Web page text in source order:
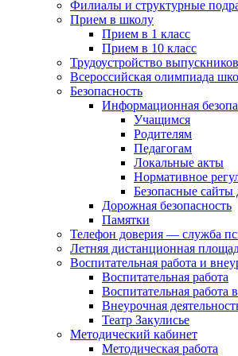
Филиалы и структурные
Прием в школу
Прием в 1 класс
Прием в 10 класс
Трудоустройство выпускников
Всероссийская олимпиада
Безопасность
Информационная
Учащимся
Родителям
Педагогам
Локальные акты
Нормативное
Безопасные сайты
Дорожная безопасность
Памятки
Телефон доверия — служба
Летняя дистанционная
Воспитательная работа и
Воспитательная работа
Воспитательная работа
Внеурочная
Театр Закулисье
Методический кабинет
Методическая работа